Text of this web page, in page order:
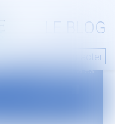
LE BLOG
Nous contacter
Mentions légales